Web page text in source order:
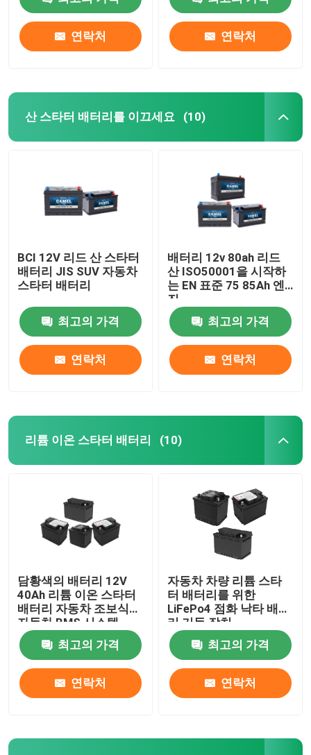
연락처 연락처
산 스타터 배터리를 이끄세요 (10)
BCI 12V 리드 산 스타터
배터리 JIS SUV 자동차
스타터 배터리
최고의 가격
연락처
배터리 12v 80ah 리드
산 ISO50001을 시작하
는 EN 표준 75 85Ah 엔
진
최고의 가격
연락처
리튬 이온 스타터 배터리 (10)
담황색의 배터리 12V
40Ah 리튬 이온 스타터
배터리 자동차 조보식
자동차 BMS 시스템
최고의 가격
연락처
자동차 차량 리튬 스타
터 배터리를 위한
LiFePo4 점화 낙타 배터
리 기동 장치
최고의 가격
연락처